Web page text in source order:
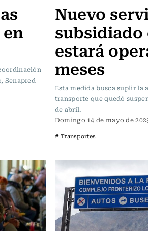
Senapred
Nuevo
subsidiado
estará
meses
Esta medida busca suplir la
transporte que quedó
de abril.
Domingo 14 de mayo de
# Transportes